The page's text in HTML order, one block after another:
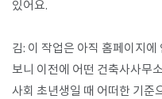
있어요.
김: 이 작업은 아직 홈페이지
보니 이전에 어떤 건축사사무
사회 초년생일 때 어떠한 기준